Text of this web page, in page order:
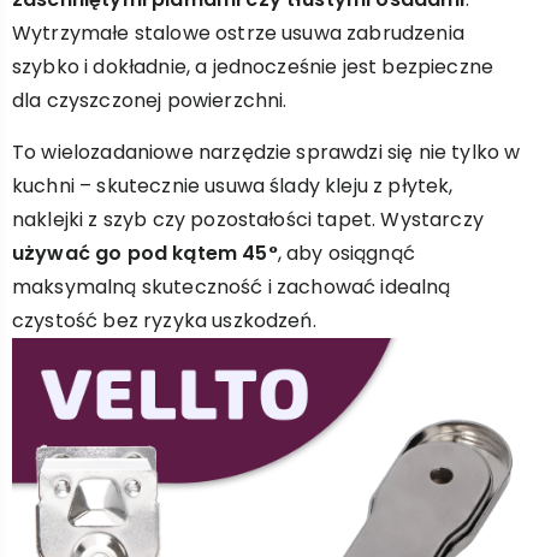
Wytrzymałe stalowe ostrze usuwa zabrudzenia
szybko i dokładnie, a jednocześnie jest bezpieczne
dla czyszczonej powierzchni.
To wielozadaniowe narzędzie sprawdzi się nie tylko w
kuchni – skutecznie usuwa ślady kleju z płytek,
naklejki z szyb czy pozostałości tapet. Wystarczy
używać go pod kątem 45°, aby osiągnąć
maksymalną skuteczność i zachować idealną
czystość bez ryzyka uszkodzeń.